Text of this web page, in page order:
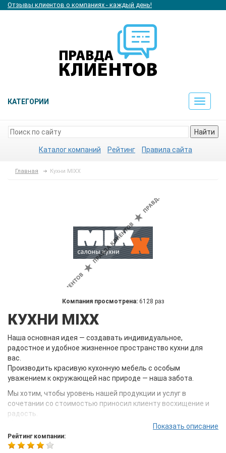
Отзывы клиентов о компаниях - каждый день!
КАТЕГОРИИ
Toggle
Найти
Каталог компаний Рейтинг Правила сайта
Главная Кухни MIXX
Компания просмотрена: 6128 раз
КУХНИ MIXX
Наша основная идея — создавать индивидуальное,
радостное и удобное жизненное пространство кухни для
вас.
Производить красивую кухонную мебель с особым
уважением к окружающей нас природе — наша забота.
Мы хотим, чтобы уровень нашей продукции и услуг в
сочетании со стоимостью приносил клиенту восхищение и
радость.
Поставщики и дилеры, банки и инвесторы — наши партнеры.
Основной фокус установлен на эффективность совместной
Показать описание
Рейтинг компании: